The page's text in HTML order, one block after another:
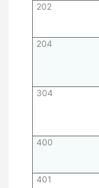
202
204
304
400
401